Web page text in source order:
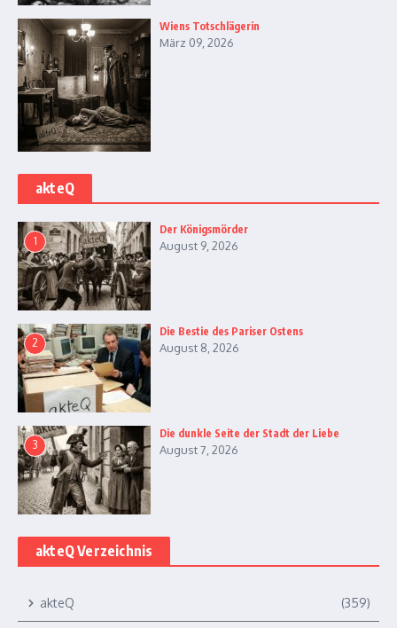
Wiens Totschlägerin
März 09, 2026
akteQ
1
Der Königsmörder
August 9, 2026
2
Die Bestie des Pariser Ostens
August 8, 2026
3
Die dunkle Seite der Stadt der Liebe
August 7, 2026
akteQ Verzeichnis
akteQ (359)